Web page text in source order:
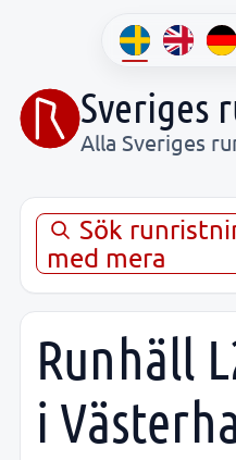
Sveriges
Alla Sveriges
Sök
med mera
Runhäll
i